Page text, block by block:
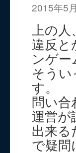
2015年5
上の
違反と
ンゲー
そうい
す。
問い
運営が
出来る
で疑問